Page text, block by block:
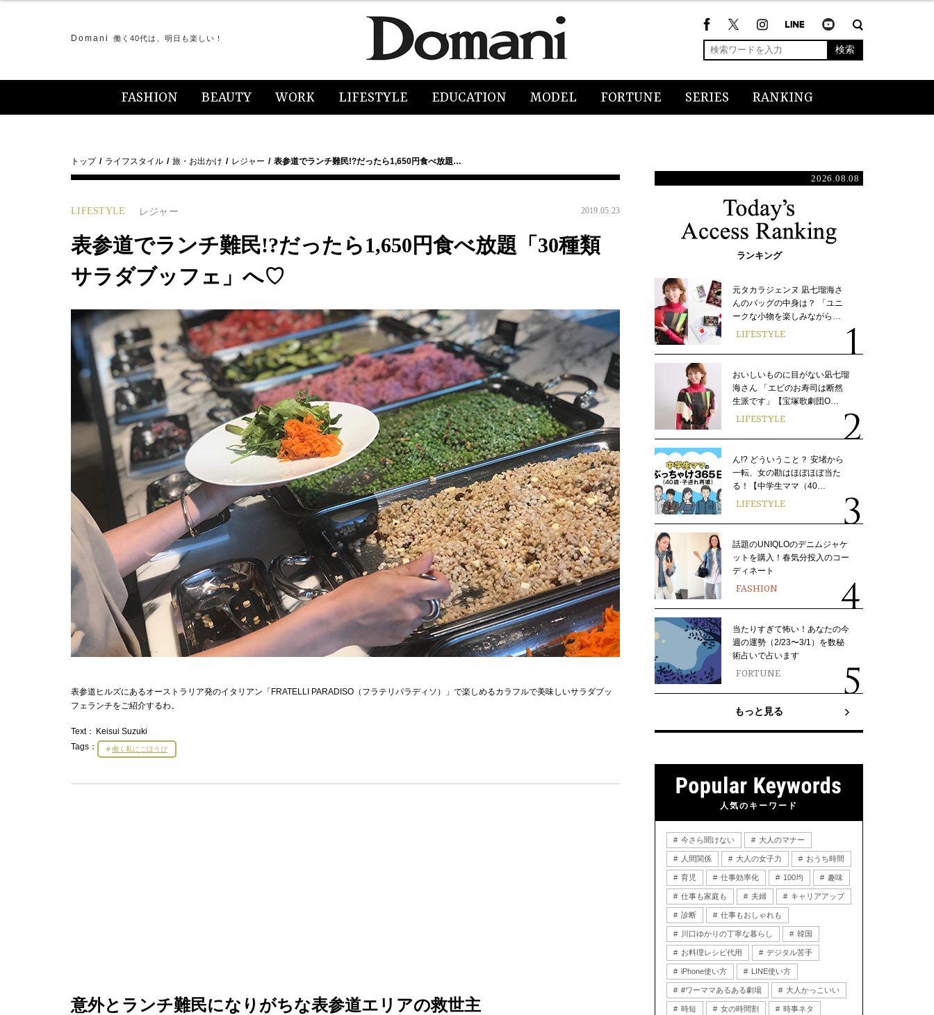
Domani 働く40代は、明日も楽しい！
検索
FASHION BEAUTY WORK LIFESTYLE EDUCATION MODEL FORTUNE SERIES RANKING
トップ ライフスタイル 旅・お出かけ レジャー 表参道でランチ難民!?だったら1,650円食べ放題…
LIFESTYLE レジャー 2019.05.23
表参道でランチ難民!?だったら1,650円食べ放題「30種類
サラダブッフェ」へ♡
表参道ヒルズにあるオーストラリア発のイタリアン「FRATELLI PARADISO（フラテリパラディソ）」で楽しめるカラフルで美味しいサラダブッ
フェランチをご紹介するわ。
Text：
Keisui Suzuki
Tags：
働く私にごほうび
意外とランチ難民になりがちな表参道エリアの救世主
2026.08.08
ランキング
元タカラジェンヌ 凪七瑠海さ
んのバッグの中身は？ 「ユニ
ークな小物を楽しみながら…
LIFESTYLE
おいしいものに目がない凪七瑠
海さん 「エビのお寿司は断然
生派です」【宝塚歌劇団O…
LIFESTYLE
ん!? どういうこと？ 安堵から
一転、女の勘はほぼほぼ当た
る！【中学生ママ（40…
LIFESTYLE
話題のUNIQLOのデニムジャケ
ットを購入！春気分投入のコー
ディネート
FASHION
当たりすぎて怖い！あなたの今
週の運勢（2/23〜3/1）を数秘
術占いで占います
FORTUNE
もっと見る
人気のキーワード
今さら聞けない 大人のマナー
人間関係 大人の女子力 おうち時間
育児 仕事効率化 100均 趣味
仕事も家庭も 夫婦 キャリアアップ
診断 仕事もおしゃれも
川口ゆかりの丁寧な暮らし 韓国
お料理レシピ代用 デジタル苦手
iPhone使い方 LINE使い方
#ワーママあるある劇場 大人かっこいい
時短 女の時間割 時事ネタ